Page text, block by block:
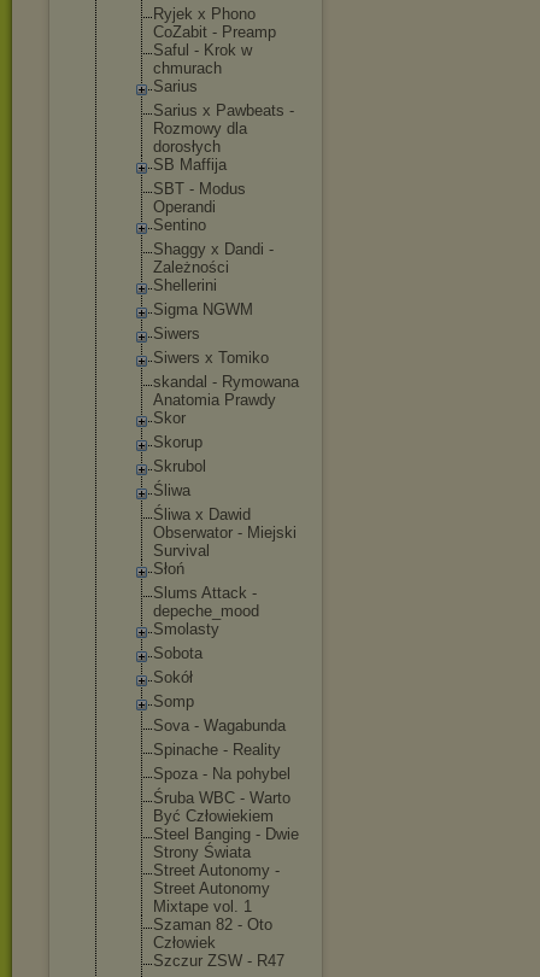
Ryjek x Phono
CoZabit - Preamp
Saful - Krok w
chmurach
Sarius
Sarius x Pawbeats -
Rozmowy dla
dorosłych
SB Maffija
SBT - Modus
Operandi
Sentino
Shaggy x Dandi -
Zależności
Shellerini
Sigma NGWM
Siwers
Siwers x Tomiko
skandal - Rymowana
Anatomia Prawdy
Skor
Skorup
Skrubol
Śliwa
Śliwa x Dawid
Obserwator - Miejski
Survival
Słoń
Slums Attack -
depeche_mood
Smolasty
Sobota
Sokół
Somp
Sova - Wagabunda
Spinache - Reality
Spoza - Na pohybel
Śruba WBC - Warto
Być Człowiekiem
Steel Banging - Dwie
Strony Świata
Street Autonomy -
Street Autonomy
Mixtape vol. 1
Szaman 82 - Oto
Człowiek
Szczur ZSW - R47